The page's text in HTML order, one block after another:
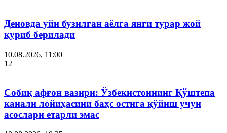
Деновда уйи бузилган аёлга янги турар жой
қуриб берилади
10.08.2026, 11:00
12
Собиқ афғон вазири: Ўзбекистоннинг Қўштепа
канали лойиҳасини баҳс остига қўйиш учун
асослари етарли эмас